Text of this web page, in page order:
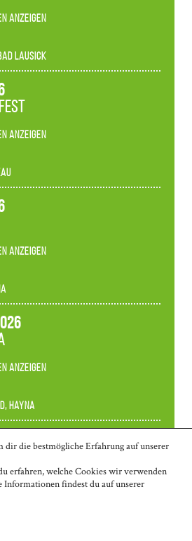
anzeigen
Lausick
anzeigen
Schüler und
des Kulturkinos.
anzeigen
Jahrfeier der Stadt Borna
unser aktuelles
Stadtfest.
anzeigen
Borna.
Hayna
anzeigen
| Markkleeberg: 0341-35 80 463 | Wurzen:
die bestmögliche Erfahrung auf unserer
erfahren, welche Cookies wir verwenden
Informationen findest du auf unserer